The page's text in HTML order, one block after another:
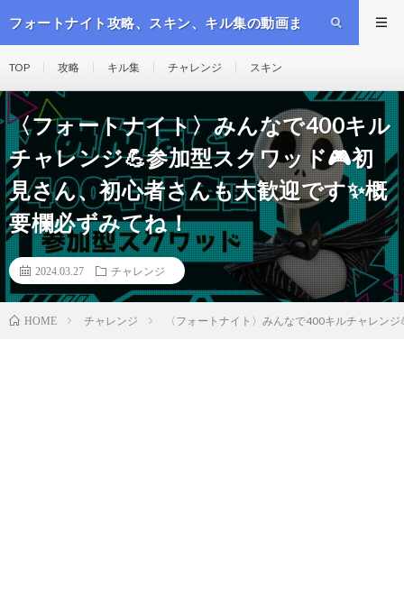
フォートナイト攻略、スキン、キル集の動画ま
TOP 攻略 キル集 チャレンジ スキン
〈フォートナイト〉みんなで400キル
チャレンジ💪参加型スクワッド🎮初
見さん、初心者さんも大歓迎です✨概
要欄必ずみてね！
2024.03.27 チャレンジ
HOME チャレンジ 〈フォートナイト〉みんなで400キルチャレン